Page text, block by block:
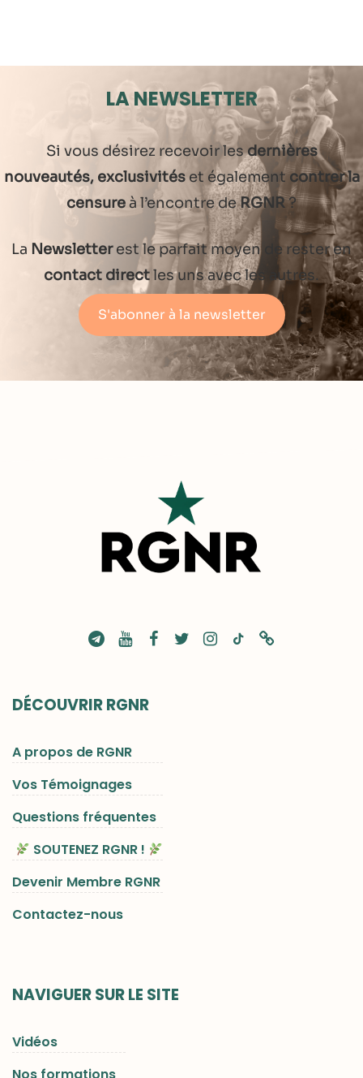
LA NEWSLETTER
Si vous désirez recevoir lesdernières
nouveautés, exclusivitéset également contrer la
censureà l’encontre deRGNR?
La Newsletterest le parfait moyen de rester en
contact directles uns avec les autres.
S'abonner à la newsletter
DÉCOUVRIR RGNR
A propos de RGNR
Vos Témoignages
Questions fréquentes
SOUTENEZ RGNR !
Devenir Membre RGNR
Contactez-nous
NAVIGUER SUR LE SITE
Vidéos